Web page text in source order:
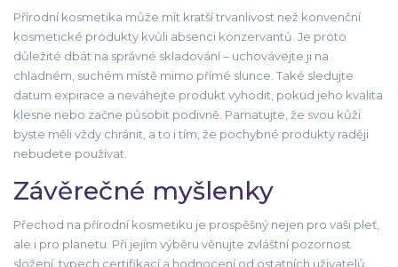
Přírodní kosmetika může mít kratší trvanlivost než konvenční
kosmetické produkty kvůli absenci konzervantů. Je proto
důležité dbát na správné skladování – uchovávejte ji na
chladném, suchém místě mimo přímé slunce. Také sledujte
datum expirace a neváhejte produkt vyhodit, pokud jeho kvalita
klesne nebo začne působit podivně. Pamatujte, že svou kůži
byste měli vždy chránit, a to i tím, že pochybné produkty raději
nebudete používat.
Závěrečné myšlenky
Přechod na přírodní kosmetiku je prospěšný nejen pro vaši pleť,
ale i pro planetu. Při jejím výběru věnujte zvláštní pozornost
složení, typech certifikací a hodnocení od ostatních uživatelů.